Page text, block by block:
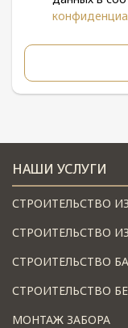
НАШИ УСЛУГИ
СТРОИТЕЛЬСТВО
СТРОИТЕЛЬСТВО
СТРОИТЕЛЬСТВО
СТРОИТЕЛЬСТВО
МОНТАЖ ЗАБОРА